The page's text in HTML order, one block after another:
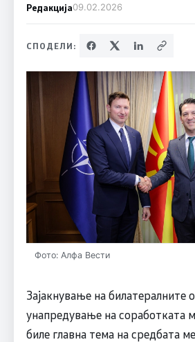
Редакција09.02.2026
СПОДЕЛИ:
Фото: Алфа Вести
Зајакнување на билатералните
унапредување на соработката
биле главна тема на средбата